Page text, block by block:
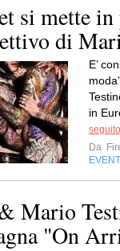
si mette in
di
E’
in
seguito
Da
EVENTI
Mario
"On